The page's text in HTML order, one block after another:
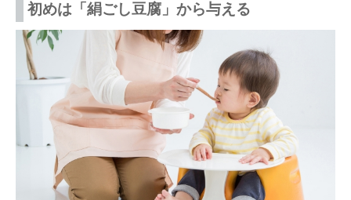
初めは「絹ごし豆腐」から与える